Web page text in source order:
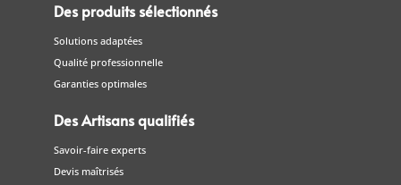
Des produits sélectionnés
Solutions adaptées
Qualité professionnelle
Garanties optimales
Des Artisans qualifiés
Savoir-faire experts
Devis maîtrisés